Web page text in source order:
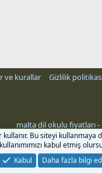
ve kurallar Gizlilik
malta dil okulu fiyatları-
kullanır. Bu siteyi kullanmaya
kullanımımızı kabul etmiş
Kabul
Daha fazla bilgi